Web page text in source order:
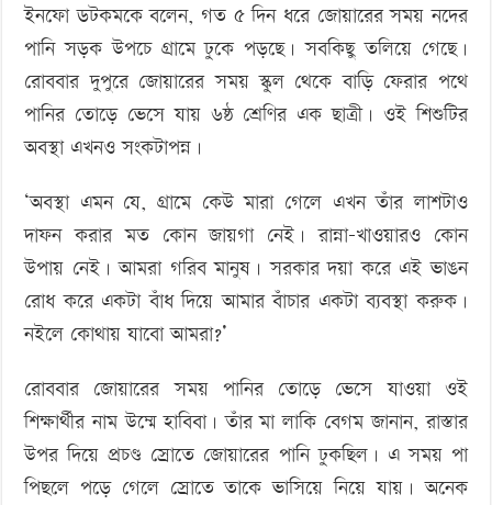
ইনফো ডটকমকে বলেন, গত ৫ দিন ধরে জোয়ারের সময় নদের
পানি সড়ক উপচে গ্রামে ঢুকে পড়ছে। সবকিছু তলিয়ে গেছে।
রোববার দুপুরে জোয়ারের সময় স্কুল থেকে বাড়ি ফেরার পথে
পানির তোড়ে ভেসে যায় ৬ষ্ঠ শ্রেণির এক ছাত্রী। ওই শিশুটির
অবস্থা এখনও সংকটাপন্ন।
‘অবস্থা এমন যে, গ্রামে কেউ মারা গেলে এখন তাঁর লাশটাও
দাফন করার মত কোন জায়গা নেই। রান্না-খাওয়ারও কোন
উপায় নেই। আমরা গরিব মানুষ। সরকার দয়া করে এই ভাঙন
রোধ করে একটা বাঁধ দিয়ে আমার বাঁচার একটা ব্যবস্থা করুক।
নইলে কোথায় যাবো আমরা?’
রোববার জোয়ারের সময় পানির তোড়ে ভেসে যাওয়া ওই
শিক্ষার্থীর নাম উম্মে হাবিবা। তাঁর মা লাকি বেগম জানান, রাস্তার
উপর দিয়ে প্রচণ্ড স্রোতে জোয়ারের পানি ঢুকছিল। এ সময় পা
পিছলে পড়ে গেলে স্রোতে তাকে ভাসিয়ে নিয়ে যায়। অনেক